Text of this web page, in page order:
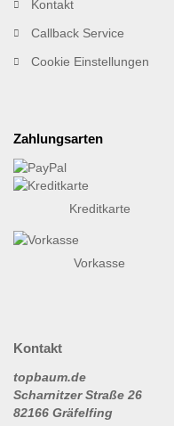
Kontakt
Callback Service
Cookie Einstellungen
Zahlungsarten
Kreditkarte
Vorkasse
Kontakt
topbaum.de
Scharnitzer Straße 26
82166 Gräfelfing